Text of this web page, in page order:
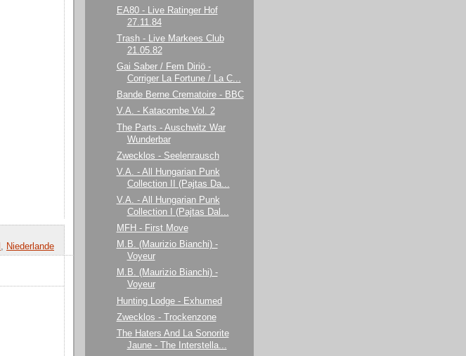
, Niederlande
EA80 - Live Ratinger Hof
27.11.84
Trash - Live Markees Club
21.05.82
Gai Saber / Fem Diriö -
Corriger La Fortune / La C...
Bande Berne Crematoire - BBC
V.A. - Katacombe Vol. 2
The Parts - Auschwitz War
Wunderbar
Zwecklos - Seelenrausch
V.A. - All Hungarian Punk
Collection II (Pajtas Da...
V.A. - All Hungarian Punk
Collection I (Pajtas Dal...
MFH - First Move
M.B. (Maurizio Bianchi) -
Voyeur
M.B. (Maurizio Bianchi) -
Voyeur
Hunting Lodge - Exhumed
Zwecklos - Trockenzone
The Haters And La Sonorite
Jaune - The Interstella...